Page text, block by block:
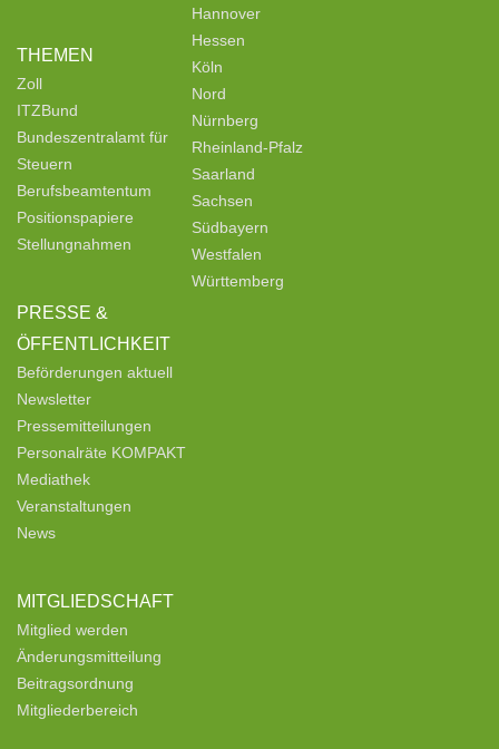
THEMEN
Zoll
ITZBund
Bundeszentralamt für
Steuern
Berufsbeamtentum
Positionspapiere
Stellungnahmen
PRESSE &
ÖFFENTLICHKEIT
Beförderungen aktuell
Newsletter
Pressemitteilungen
Personalräte KOMPAKT
Mediathek
Veranstaltungen
News
MITGLIEDSCHAFT
Mitglied werden
Änderungsmitteilung
Beitragsordnung
Mitgliederbereich
Hannover
Hessen
Köln
Nord
Nürnberg
Rheinland-Pfalz
Saarland
Sachsen
Südbayern
Westfalen
Württemberg